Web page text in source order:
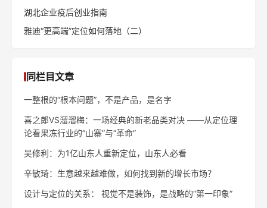
湖北企业疫后创业指南
雅迪“更高端”定位如何落地（二）
同栏目文章
一整根的“根本问题”，不是产品，是名字
喜之郎VS溜溜梅：一场经典的新老品类对决 ——从定位理
论看果冻行业的“山寨”与“革命”
吴修利：为1亿山东人重新定位，山东人必看
辛敏琦：生意越来越难做，如何找到新的增长市场？
设计与定位的关系： 视觉不是装饰，是战略的“第一印象”